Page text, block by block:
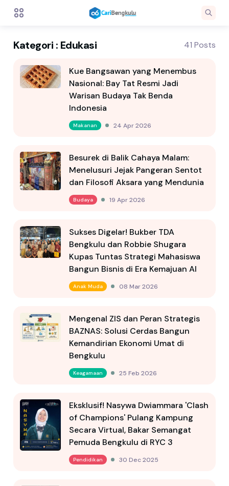
Kategori : Edukasi 41 Posts
Kue Bangsawan yang Menembus
Nasional: Bay Tat Resmi Jadi
Warisan Budaya Tak Benda
Indonesia
Makanan 24 Apr 2026
Besurek di Balik Cahaya Malam:
Menelusuri Jejak Pangeran Sentot
dan Filosofi Aksara yang Mendunia
Budaya 19 Apr 2026
Sukses Digelar! Bukber TDA
Bengkulu dan Robbie Shugara
Kupas Tuntas Strategi Mahasiswa
Bangun Bisnis di Era Kemajuan AI
Anak Muda 08 Mar 2026
Mengenal ZIS dan Peran Strategis
BAZNAS: Solusi Cerdas Bangun
Kemandirian Ekonomi Umat di
Bengkulu
Keagamaan 25 Feb 2026
Eksklusif! Nasywa Dwiammara 'Clash
of Champions' Pulang Kampung
Secara Virtual, Bakar Semangat
Pemuda Bengkulu di RYC 3
Pendidikan 30 Dec 2025